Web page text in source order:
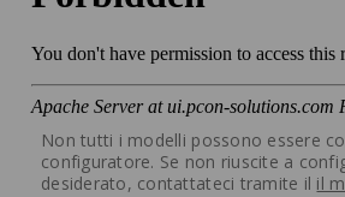
Non tutti i modelli possono essere
configuratore. Se non riuscite a
desiderato, contattateci tramite il il